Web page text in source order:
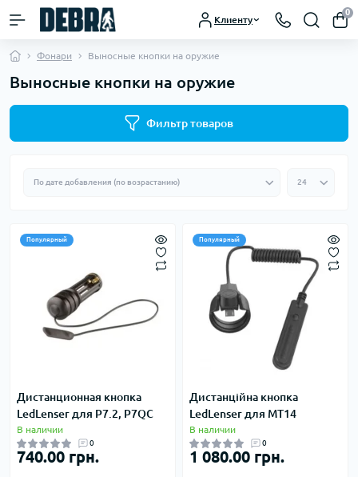
Клиенту
0
Фонари Выносные кнопки на оружие
Выносные кнопки на оружие
Фильтр товаров
Популярный
Дистанционная кнопка
LedLenser для P7.2, P7QC
В наличии
0
740.00 грн.
Популярный
Дистанційна кнопка
LedLenser для МТ14
В наличии
0
1 080.00 грн.